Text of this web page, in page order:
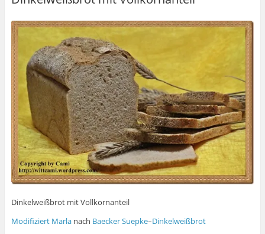
Dinkelweißbrot mit Vollkornanteil
Modifiziert Marlanach Baecker Suepke–Dinkelweißbrot